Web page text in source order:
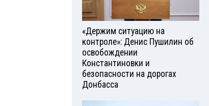
«Держим ситуацию на
контроле»: Денис Пушилин об
освобождении
Константиновки и
безопасности на дорогах
Донбасса